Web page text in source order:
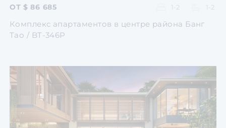
ОТ $ 86 685 1-2 1-2
Комплекс апартаментов в центре района Банг
Тао / BT-346P
Перейти
Перейти
Перейти
Перейти
Перейти